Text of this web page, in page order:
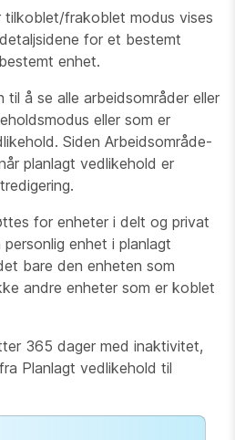
frakoblet modus vises
for et bestemt
enhet.
til å se alle arbeidsområder eller
eller som er
Siden Arbeidsområde-
planlagt vedlikehold er
for enheter i delt og privat
enhet i planlagt
bare den enheten som
andre enheter som er koblet
365 dager med inaktivitet,
Planlagt vedlikehold til